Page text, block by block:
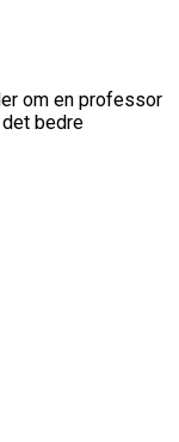
om en professor
bedre